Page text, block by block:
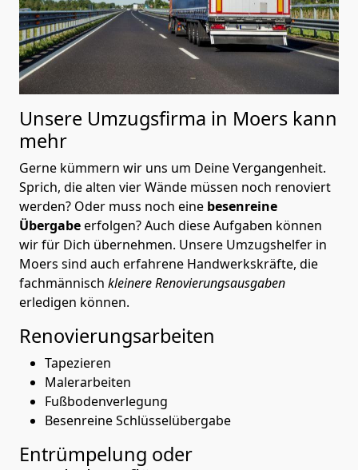
Unsere Umzugsfirma in Moers kann
mehr
Gerne kümmern wir uns um Deine Vergangenheit.
Sprich, die alten vier Wände müssen noch renoviert
werden? Oder muss noch eine besenreine
Übergabeerfolgen? Auch diese Aufgaben können
wir für Dich übernehmen. Unsere Umzugshelfer in
Moers sind auch erfahrene Handwerkskräfte, die
fachmännisch kleinere Renovierungsausgaben
erledigen können.
Renovierungsarbeiten
Tapezieren
Malerarbeiten
Fußbodenverlegung
Besenreine Schlüsselübergabe
Entrümpelung oder